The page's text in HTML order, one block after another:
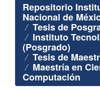
Repositorio
Nacional de
Tesis de
Instituto
(Posgrado)
Tesis de
Maestría en
Computación